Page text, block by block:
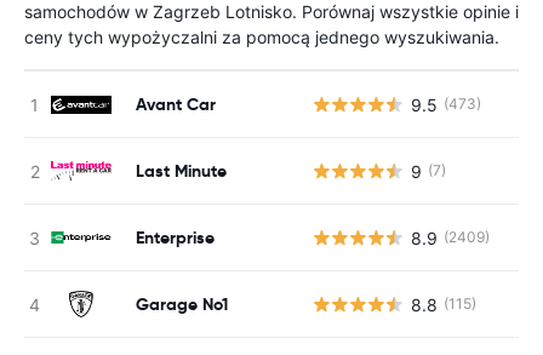
samochodów w Zagrzeb Lotnisko. Porównaj wszystkie opinie i
ceny tych wypożyczalni za pomocą jednego wyszukiwania.
Avant Car 9.5 (473)
Last Minute 9 (7)
Enterprise 8.9 (2409)
Garage No1 8.8 (115)